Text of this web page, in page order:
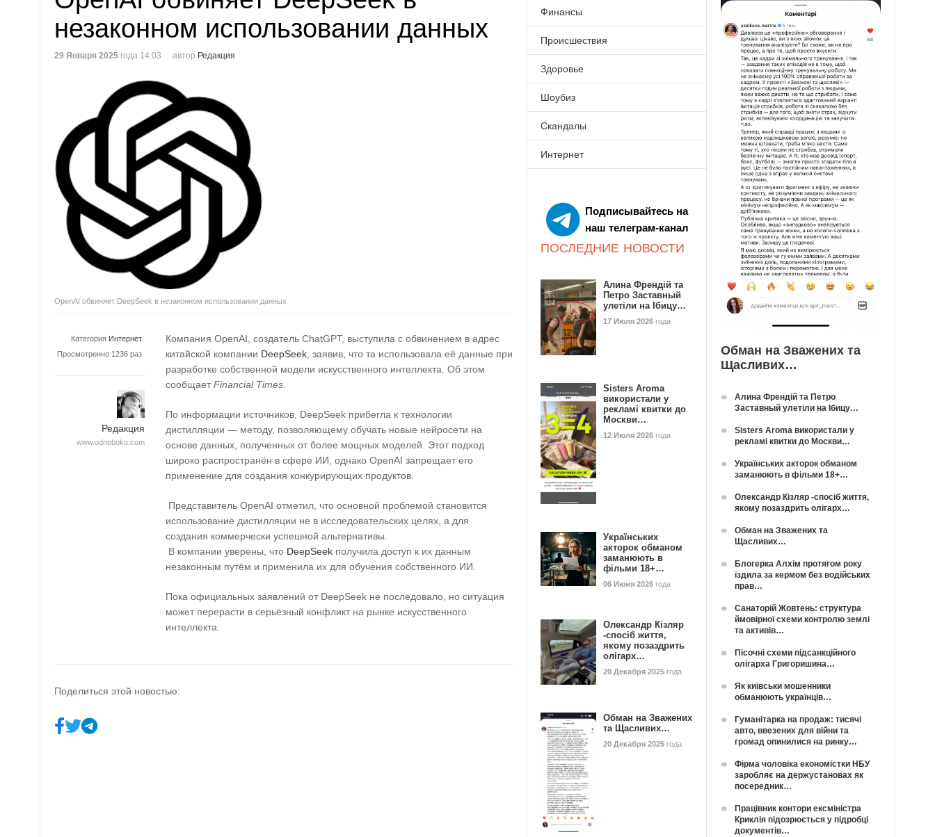
незаконном использовании данных
29 Января 2025 года 14:03 автор Редакция
OpenAI обвиняет DeepSeek в незаконном использовании данных
Категория Интернет
Просмотренно 1236 раз
Редакция
www.odnoboko.com
Компания OpenAI, создатель ChatGPT, выступила с обвинением в адрес
китайской компании DeepSeek , заявив, что та использовала её данные при
разработке собственной модели искусственного интеллекта. Об этом
сообщаетFinancial Times
По информации источников, DeepSeek прибегла к технологии
дистилляции — методу, позволяющему обучать новые нейросети на
основе данных, полученных от более мощных моделей. Этот подход
широко распространён в сфере ИИ, однако OpenAI запрещает его
применение для создания конкурирующих продуктов.
Представитель OpenAI отметил, что основной проблемой становится
использование дистилляции не в исследовательских целях, а для
создания коммерчески успешной альтернативы.
В компании уверены, что DeepSeek получила доступ к их данным
незаконным путём и применила их для обучения собственного ИИ.
Пока официальных заявлений от DeepSeek не последовало, но ситуация
может перерасти в серьёзный конфликт на рынке искусственного
интеллекта.
Поделиться этой новостью:
Финансы
Происшествия
Здоровье
Шоубиз
Скандалы
Интернет
Подписывайтесь на
наш телеграм-канал
ПОСЛЕДНИЕ НОВОСТИ
Алина Френдій та
Петро Заставный
улетіли на Ібицу…
17 Июля 2026 года
Sisters Aroma
використали у
рекламі квитки до
Москви…
12 Июля 2026 года
Українських
акторок обманом
заманюють в
фільми 18+…
06 Июня 2026 года
Олександр Кізляр
-спосіб життя,
якому позаздрить
олігарх…
20 Декабря 2025 года
Обман на Зважених
та Щасливих…
20 Декабря 2025 года
Обман на Зважених та
Щасливих…
Алина Френдій та Петро
Заставный улетіли на Ібицу…
Sisters Aroma використали у
рекламі квитки до Москви…
Українських акторок обманом
заманюють в фільми 18+…
Олександр Кізляр -спосіб життя,
якому позаздрить олігарх…
Обман на Зважених та
Щасливих…
Блогерка Алхім протягом року
їздила за кермом без водійських
прав…
Санаторій Жовтень: структура
ймовірної схеми контролю землі
та активів…
Пісочні схеми підсанкційного
олігарха Григоришина…
Як київськи мошенники
обманюють українців…
Гуманітарка на продаж: тисячі
авто, ввезених для війни та
громад опинилися на ринку…
Фірма чоловіка економістки НБУ
заробляє на держустановах як
посередник…
Працівник контори ексміністра
Криклія підозрюється у підробці
документів…